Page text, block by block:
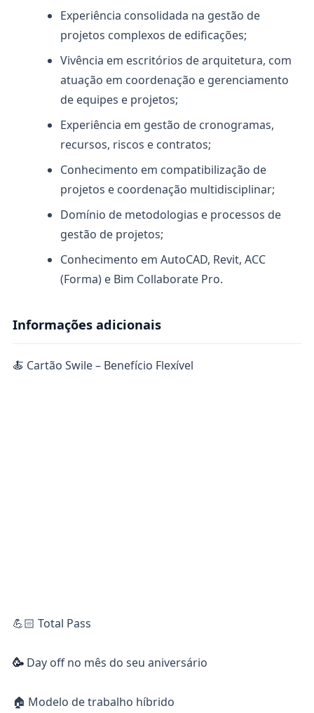
Experiência consolidada na gestão de
projetos complexos de edificações;
Vivência em escritórios de arquitetura, com
atuação em coordenação e gerenciamento
de equipes e projetos;
Experiência em gestão de cronogramas,
recursos, riscos e contratos;
Conhecimento em compatibilização de
projetos e coordenação multidisciplinar;
Domínio de metodologias e processos de
gestão de projetos;
Conhecimento em AutoCAD, Revit, ACC
(Forma) e Bim Collaborate Pro.
Informações adicionais
🍝 Cartão Swile – Benefício Flexível
💪🏻 Total Pass
🥳 Day off no mês do seu aniversário
🏠 Modelo de trabalho híbrido